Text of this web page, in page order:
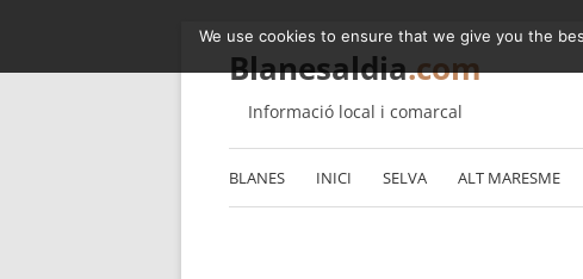
Blanesaldia.com
Informació local i comarcal
BLANES INICI SELVA ALT MARESME
We use cookies to ensure that we give you the